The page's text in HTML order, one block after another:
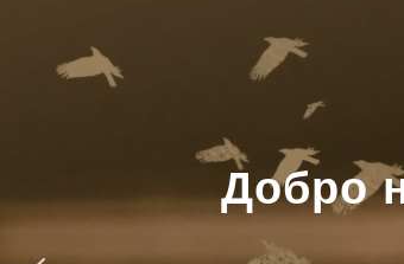
Добро